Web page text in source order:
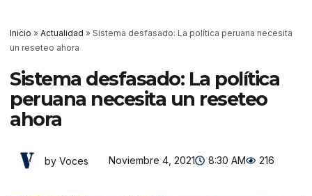
Inicio » Actualidad » Sistema desfasado: La política peruana necesita
un reseteo ahora
Sistema desfasado: La política
peruana necesita un reseteo
ahora
by Voces Noviembre 4, 2021 8:30 AM 216